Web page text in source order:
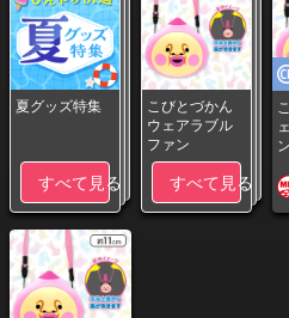
夏グッズ特集
すべて見る
こびとづかん
ウェアラブル
ファン
すべて見る
ン